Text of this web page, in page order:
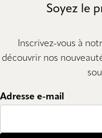
Soyez le
Inscrivez-vous à
découvrir nos
Adresse e-mail